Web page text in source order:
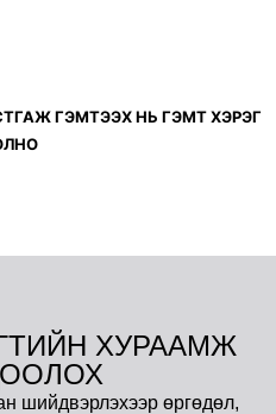
ГЭМТЭЭХ НЬ ГЭМТ ХЭРЭГ
ХУРААМЖ
шийдвэрлэхээр өргөдөл,